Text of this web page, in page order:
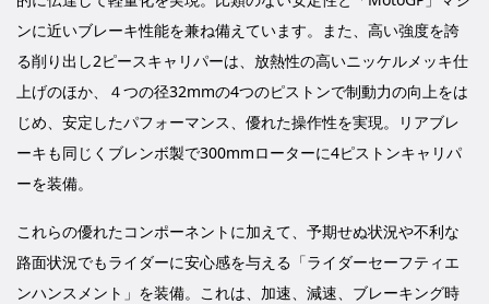
ンに近いブレーキ性能を兼ね備えています。また、高い強度を誇
る削り出し2ピースキャリパーは、放熱性の高いニッケルメッキ仕
上げのほか、４つの径32mmの4つのピストンで制動力の向上をは
じめ、安定したパフォーマンス、優れた操作性を実現。リアブレ
ーキも同じくブレンボ製で300mmローターに4ピストンキャリパ
ーを装備。
これらの優れたコンポーネントに加えて、予期せぬ状況や不利な
路面状況でもライダーに安心感を与える「ライダーセーフティエ
ンハンスメント」を装備。これは、加速、減速、ブレーキング時